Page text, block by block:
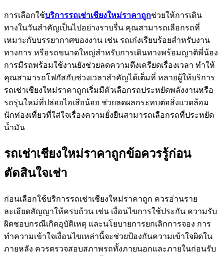
การเลือกใช้บริการรถเช่าเชียงใหม่ราคาถูกช่วยให้การเดิน
ทางในวันสำคัญเป็นไปอย่างราบรื่น คุณสามารถเลือกรถที่
เหมาะกับบรรยากาศของงาน เช่น รถเก๋งเรียบร้อยสำหรับงาน
ทางการ หรือรถขนาดใหญ่สำหรับการเดินทางพร้อมญาติพี่น้อง
การมีรถพร้อมใช้งานยังช่วยลดความตึงเครียดเรื่องเวลา ทำให้
คุณสามารถโฟกัสกับช่วงเวลาสำคัญได้เต็มที่ หลายผู้ให้บริการ
รถเช่าเชียงใหม่ราคาถูกเริ่มมีตัวเลือกรถประหยัดพลังงานหรือ
รถรุ่นใหม่ที่ปล่อยไอเสียน้อย ช่วยลดผลกระทบต่อสิ่งแวดล้อม
นักท่องเที่ยวที่ใส่ใจเรื่องความยั่งยืนสามารถเลือกรถที่ประหยัด
น้ำมัน
รถเช่าเชียงใหม่ราคาถูกข้อควรรู้ก่อน
ตัดสินใจเช่า
ก่อนเลือกใช้บริการรถเช่าเชียงใหม่ราคาถูก ควรอ่านราย
ละเอียดสัญญาให้ครบถ้วน เช่น เงื่อนไขการใช้ประกัน ความรับ
ผิดชอบกรณีเกิดอุบัติเหตุ และนโยบายการยกเลิกการจอง การ
ทำความเข้าใจเงื่อนไขเหล่านี้จะช่วยป้องกันความเข้าใจผิดใน
ภายหลัง ควรตรวจสอบสภาพรถทั้งภายนอกและภายในก่อนรับ